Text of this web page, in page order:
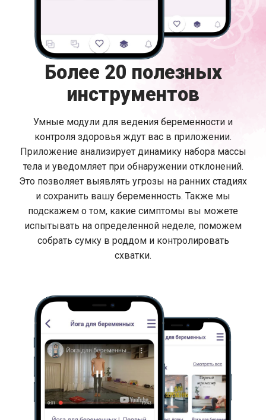
Более 20 полезных
инструментов
Умные модули для ведения беременности и
контроля здоровья ждут вас в приложении.
Приложение анализирует динамику набора массы
тела и уведомляет при обнаружении отклонений.
Это позволяет выявлять угрозы на ранних стадиях
и сохранить вашу беременность. Также мы
подскажем о том, какие симптомы вы можете
испытывать на определенной неделе, поможем
собрать сумку в роддом и контролировать
схватки.